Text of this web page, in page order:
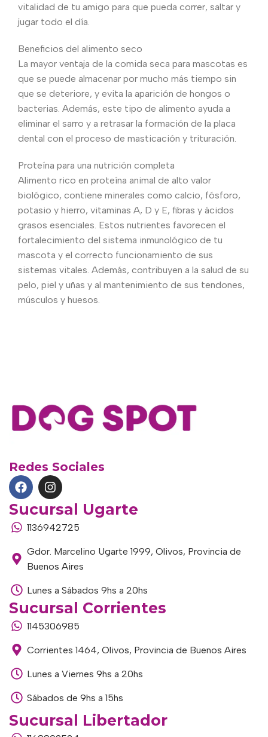
vitalidad de tu amigo para que pueda correr, saltar y
jugar todo el día.
Beneficios del alimento seco
La mayor ventaja de la comida seca para mascotas es
que se puede almacenar por mucho más tiempo sin
que se deteriore, y evita la aparición de hongos o
bacterias. Además, este tipo de alimento ayuda a
eliminar el sarro y a retrasar la formación de la placa
dental con el proceso de masticación y trituración.
Proteína para una nutrición completa
Alimento rico en proteína animal de alto valor
biológico, contiene minerales como calcio, fósforo,
potasio y hierro, vitaminas A, D y E, fibras y ácidos
grasos esenciales. Estos nutrientes favorecen el
fortalecimiento del sistema inmunológico de tu
mascota y el correcto funcionamiento de sus
sistemas vitales. Además, contribuyen a la salud de su
pelo, piel y uñas y al mantenimiento de sus tendones,
músculos y huesos.
Redes Sociales
Sucursal Ugarte
1136942725
Gdor. Marcelino Ugarte 1999, Olivos, Provincia de
Buenos Aires
Lunes a Sábados 9hs a 20hs
Sucursal Corrientes
1145306985
Corrientes 1464, Olivos, Provincia de Buenos Aires
Lunes a Viernes 9hs a 20hs
Sábados de 9hs a 15hs
Sucursal Libertador